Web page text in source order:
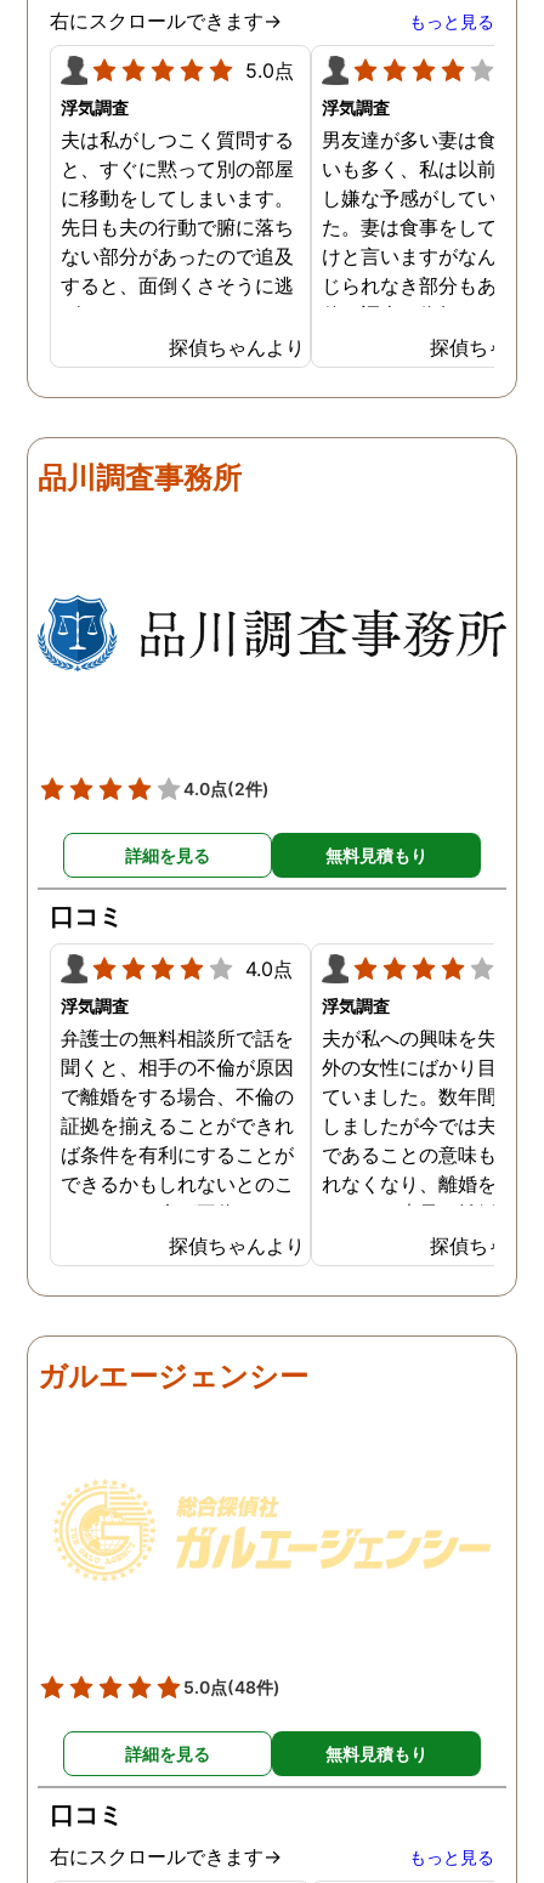
ましたが、真実を知るこ
ができて良かったです。
右にスクロールできます→ もっと見る
5.0点
浮気調査
夫は私がしつこく質問する
と、すぐに黙って別の部屋
に移動をしてしまいます。
先日も夫の行動で腑に落ち
ない部分があったので追及
すると、面倒くさそうに逃
げてしまいました。そこで
探偵に夫の行動について調
査をしてもらうと、やはり
私の想像通り女と頻繁に会
た。さらに探偵が入手した
証拠から二人が肉体関係を
私が夫を疑うだけでは夫の
不倫の実態を知ることがで
きませんでしたので、真相
探偵ちゃんより
浮気調査
男友達が多い妻は食事の
いも多く、私は以前から
し嫌な予感がしていまし
た。妻は食事をしている
けと言いますがなんとも
じられなき部分もあり、
偵に調査を依頼しました
妻は定期的に男友達と食
に出かけているため、調
日は簡単に決めることが
果、妻が男友達と食事だ
した。想像以上に妻の浮
の状態が酷かったので、
然としてしまいました。
探偵ちゃん
品川調査事務所
4.0点(2件)
詳細を見る 無料見積もり
口コミ
4.0点
浮気調査
弁護士の無料相談所で話を
聞くと、相手の不倫が原因
で離婚をする場合、不倫の
証拠を揃えることができれ
ば条件を有利にすることが
できるかもしれないとのこ
とでした。夫が不倫をして
いるのは確実なのですが、
私の証言だけでは効力が弱
いようです。弁護士のアド
の証拠を集めてもらうこと
にしました。夫は私への関
とはしょっちゅうです。次
の休みも休日出勤と称して
家を空けているので、この
日に証拠集めをお願いしま
と会い、そのまま夜まで過
間もラブホテルの利用もし
たようで、たった一日で不
倫の証拠を揃えることがで
きました。
探偵ちゃんより
浮気調査
夫が私への興味を失くし
外の女性にばかり目を向
ていました。数年間は我
しましたが今では夫と夫
であることの意味も感じ
れなくなり、離婚を決意
ました。素早く離婚を成
させるためには夫の不倫
証拠を手に入れることが
っ取り早く、探偵に調査
行動パターンを伝え、予
必要な不倫の証拠も手に
れることができました。
探偵ちゃん
ガルエージェンシー
5.0点(48件)
詳細を見る 無料見積もり
口コミ
右にスクロールできます→ もっと見る